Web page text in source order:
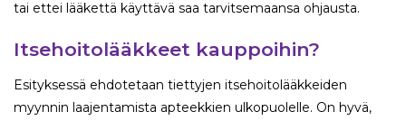
tai ettei lääkettä käyttävä saa tarvitsemaansa ohjausta.
Itsehoitolääkkeet kauppoihin?
Esityksessä ehdotetaan tiettyjen itsehoitolääkkeiden
myynnin laajentamista apteekkien ulkopuolelle. On hyvä,